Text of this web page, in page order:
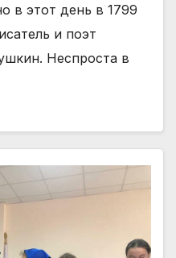
в этот день в 1799
и поэт
Неспроста в